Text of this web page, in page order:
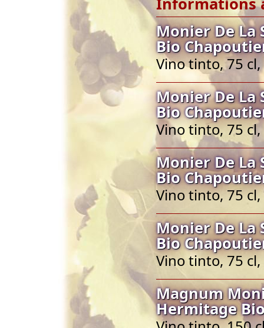
Monier De La
Bio
Vino tinto, 75
Monier De La
Bio
Vino tinto, 75
Monier De La
Bio
Vino tinto, 75
Monier De La
Bio
Vino tinto, 75
Magnum
Hermitage